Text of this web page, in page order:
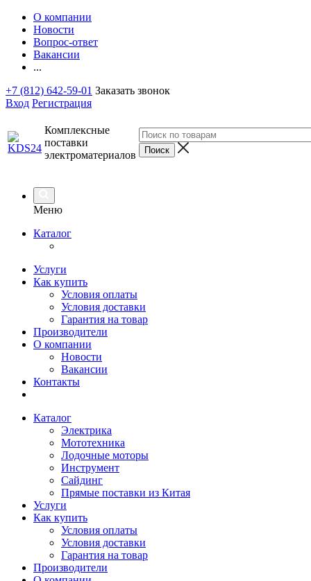
О компании
Новости
Вопрос-ответ
Вакансии
...
+7 (812) 642-59-01 Заказать звонок
Вход Регистрация
Комплексные
поставки
электроматериалов
Меню
Каталог
Услуги
Как купить
Условия оплаты
Условия доставки
Гарантия на товар
Производители
О компании
Новости
Вакансии
Контакты
Каталог
Электрика
Мототехника
Лодочные моторы
Инструмент
Сайдинг
Прямые поставки из Китая
Услуги
Как купить
Условия оплаты
Условия доставки
Гарантия на товар
Производители